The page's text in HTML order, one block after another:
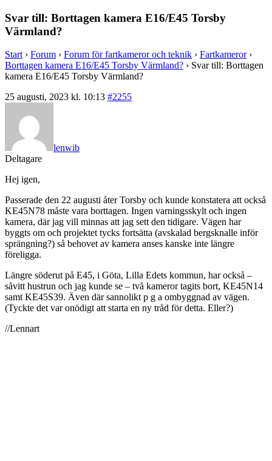
Svar till: Borttagen kamera E16/E45 Torsby
Värmland?
Start › Forum › Forum för fartkameror och teknik › Fartkameror ›
Borttagen kamera E16/E45 Torsby Värmland? › Svar till: Borttagen
kamera E16/E45 Torsby Värmland?
25 augusti, 2023 kl. 10:13 #2255
lenwib
Deltagare
Hej igen,
Passerade den 22 augusti åter Torsby och kunde konstatera att också
KE45N78 måste vara borttagen. Ingen varningsskylt och ingen
kamera, där jag vill minnas att jag sett den tidigare. Vägen har
byggts om och projektet tycks fortsätta (avskalad bergsknalle inför
sprängning?) så behovet av kamera anses kanske inte längre
föreligga.
Längre söderut på E45, i Göta, Lilla Edets kommun, har också –
såvitt hustrun och jag kunde se – två kameror tagits bort, KE45N14
samt KE45S39. Även där sannolikt p g a ombyggnad av vägen.
(Tyckte det var onödigt att starta en ny tråd för detta. Eller?)
//Lennart